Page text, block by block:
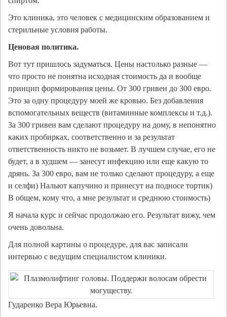
Это клиника, это человек с медицинским образованием и
стерильные условия работы.
Ценовая политика.
Вот тут пришлось задуматься. Цены настолько разные —
что просто не понятна исходная стоимость да и вообще
принцип формирования цены. От 300 гривен до 300 евро.
Это за одну процедуру моей же кровью. Без добавления
вспомогательных веществ (витаминные комплексы и т.д.).
За 300 гривен вам сделают процедуру на дому, в непонятно
каких пробирках, соответственно и за результат
ответственность никто не возьмет. В лучшем случае, его не
будет, а в худшем — занесут инфекцию или еще какую то
дрянь. За 300 евро, вам не только сделают процедуру, а еще
и селфи) Нальют капучино и принесут на подносе тортик)
В общем, кому что, а мне результат и среднюю стоимость)
Я начала курс и сейчас продолжаю его. Результат вижу, чем
очень довольна.
Для полной картины о процедуре, для вас записали
интервью с ведущим специалистом клиники.
Гударенко Вера Юрьевна.